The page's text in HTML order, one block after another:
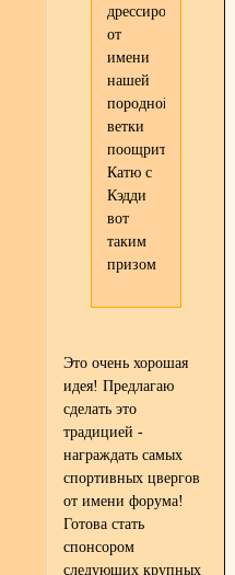
дрессировка"
от
имени
нашей
породной
ветки
поощрить
Катю с
Кэдди
вот
таким
призом
Это очень хорошая
идея! Предлагаю
сделать это
традицией -
награждать самых
спортивных цвергов
от имени форума!
Готова стать
спонсором
следующих крупных